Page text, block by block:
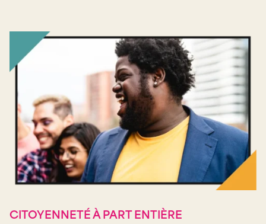
CITOYENNETÉ À PART ENTIÈRE